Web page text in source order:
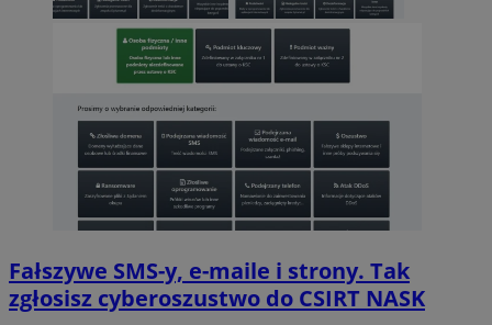
Fałszywe SMS-y, e-maile i strony. Tak
zgłosisz cyberoszustwo do CSIRT NASK